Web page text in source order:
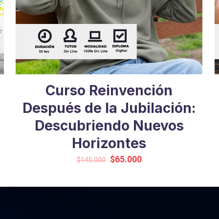
Curso Reinvención
Después de la Jubilación:
Descubriendo Nuevos
Horizontes
$145.000 Original
$65.000Current